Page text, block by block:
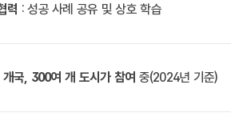
력 : 성공 사례 공유 및 상호 학습
국, 300여 개 도시가 참여 중(2024년 기준)